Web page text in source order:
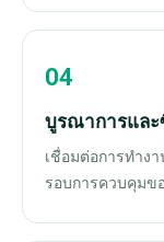
บูรณาการและ
เชื่อมต่อการทำง
รอบการควบคุมข